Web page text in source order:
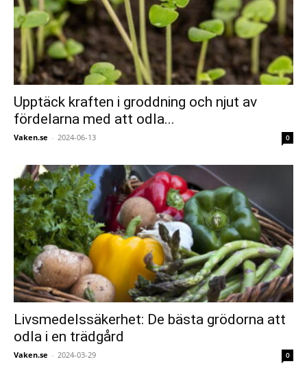
Upptäck kraften i groddning och njut av
fördelarna med att odla...
Vaken.se - 2024-06-13 0
Livsmedelssäkerhet: De bästa grödorna att
odla i en trädgård
Vaken.se - 2024-03-29 0